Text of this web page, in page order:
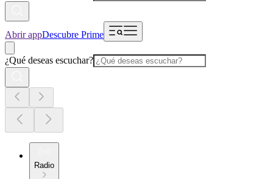
Abrir appDescubre Prime
¿Qué deseas escuchar?
Radio